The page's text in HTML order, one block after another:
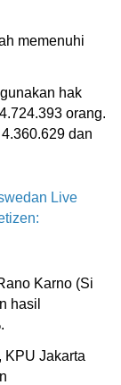
memenuhi
hak
orang.
dan
Live
Karno (Si
hasil
KPU Jakarta